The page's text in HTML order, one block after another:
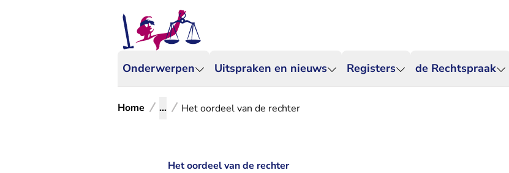
Onderwerpen Uitspraken en nieuws Registers de Rechtspraak
Home ... Het oordeel van de rechter
Het oordeel van de rechter